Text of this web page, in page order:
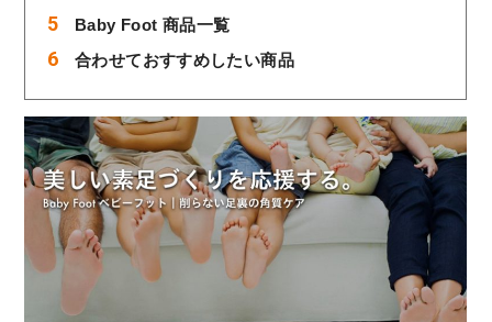
Baby Foot 商品一覧
合わせておすすめしたい商品